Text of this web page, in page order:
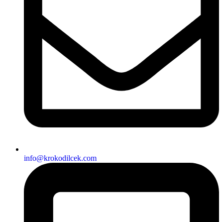
info@krokodilcek.com